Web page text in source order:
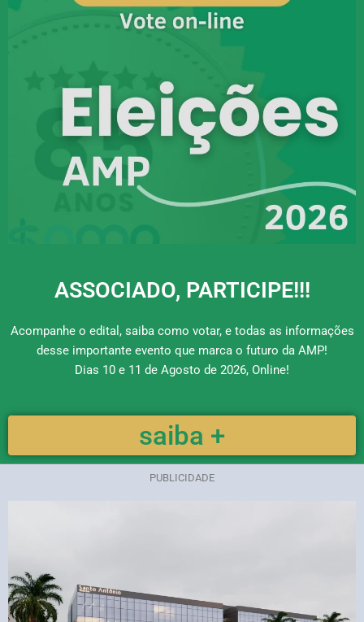
ASSOCIADO, PARTICIPE!!!
Acompanhe o edital, saiba como votar, e todas as informações
desse importante evento que marca o futuro da AMP!
Dias 10 e 11 de Agosto de 2026, Online!
saiba +
PUBLICIDADE